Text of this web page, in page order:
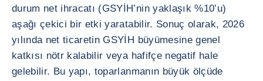
durum net ihracatı (GSYİH’nin yaklaşık %10’u)
aşağı çekici bir etki yaratabilir. Sonuç olarak, 2026
yılında net ticaretin GSYİH büyümesine genel
katkısı nötr kalabilir veya hafifçe negatif hale
gelebilir. Bu yapı, toparlanmanın büyük ölçüde